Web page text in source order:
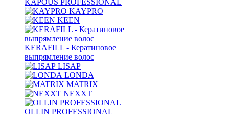
KAYPRO
KEEN
KERAFILL - Кератиновое
выпрямление волос
LISAP
LONDA
MATRIX
NEXXT
OLLIN PROFESSIONAL